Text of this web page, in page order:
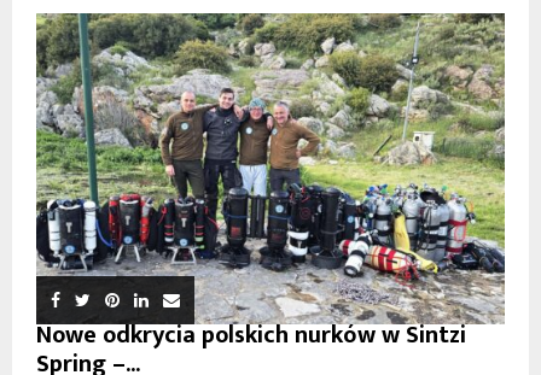
Nowe odkrycia polskich nurków w Sintzi
Spring –...